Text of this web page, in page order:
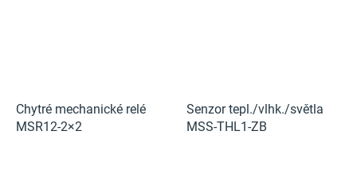
Chytré mechanické relé
MSR12-2×2
Senzor tepl./vlhk./světla
MSS-THL1-ZB